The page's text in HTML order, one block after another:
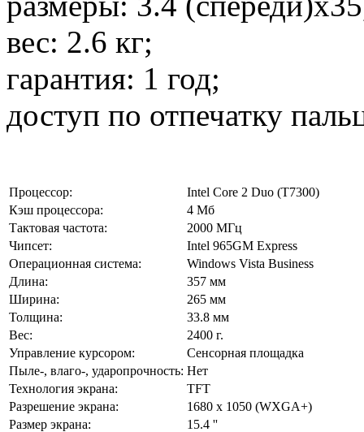
вес: 2.6 кг;
гарантия: 1 год;
доступ по отпечатку
Процессор:
Intel Core 2 Duo (T7300)
Кэш процессора:
4 Мб
Тактовая частота:
2000 МГц
Чипсет:
Intel 965GM Express
Операционная система:
Windows Vista Business
Длина:
357 мм
Ширина:
265 мм
Толщина:
33.8 мм
Вес:
2400 г.
Управление курсором:
Сенсорная площадка
Пыле-, влаго-, ударопрочность: Нет
Технология экрана:
TFT
Разрешение экрана:
1680 x 1050 (WXGA+)
Размер экрана:
15.4 ''